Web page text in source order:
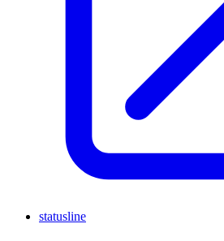
statusline